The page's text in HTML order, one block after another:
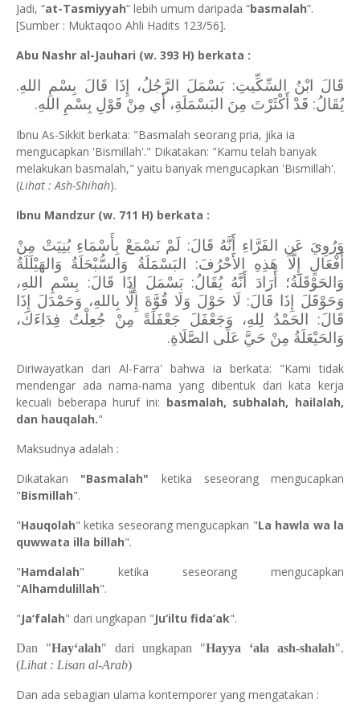
Jadi, “at-Tasmiyyah” lebih umum daripada “basmalah”.
[Sumber : Muktaqoo Ahli Hadits 123/56].
Abu Nashr al-Jauhari (w. 393 H) berkata :
قَالَ ابْنُ السِّكِّيتِ: بَسْمَلَ الرَّجُلُ، إِذَا قَالَ بِسْمِ اللهِ.
يُقَالُ: قَدْ أَكْثَرْتَ مِنَ البَسْمَلَةِ، أَي مِنْ قَوْلِ بِسْمِ اللهِ.
Ibnu As-Sikkit berkata: "Basmalah seorang pria, jika ia
mengucapkan 'Bismillah'." Dikatakan: "Kamu telah banyak
melakukan basmalah," yaitu banyak mengucapkan 'Bismillah'.
(Lihat : Ash-Shihah).
Ibnu Mandzur (w. 711 H) berkata :
وَرُوِيَ عَنِ الفَرَّاءِ أَنَّهُ قَالَ: لَمْ نَسْمَعْ بِأَسْمَاءِ بُنِيَتْ مِنْ
أَفْعَالٍ إِلَّا هَذِهِ الأَحْرُفَ: البَسْمَلَةُ وَالسُّبْحَلَةُ وَالهَيْلَلَةُ
وَالحَوْقَلَةُ؛ أَرَادَ أَنَّهُ يُقَالُ: بَسْمَلَ إِذَا قَالَ: بِسْمِ اللهِ،
وَحَوْقَلَ إِذَا قَالَ: لَا حَوْلَ وَلَا قُوَّةَ إِلَّا بِاللهِ، وَحَمْدَلَ إِذَا
قَالَ: الحَمْدُ لِلهِ، وَجَعْفَلَ جَعْفَلَةً مِنْ جُعِلْتُ فِدَاءَكَ،
وَالحَيْعَلَةُ مِنْ حَيَّ عَلَى الصَّلَاةِ.
Diriwayatkan dari Al-Farra' bahwa ia berkata: "Kami tidak
mendengar ada nama-nama yang dibentuk dari kata kerja
kecuali beberapa huruf ini: basmalah, subhalah, hailalah,
dan hauqalah."
Maksudnya adalah :
Dikatakan "Basmalah" ketika seseorang mengucapkan
"Bismillah".
"Hauqolah" ketika seseorang mengucapkan "La hawla wa la
quwwata illa billah".
"Hamdalah" ketika seseorang mengucapkan
"Alhamdulillah".
"Ja‘falah" dari ungkapan "Ju‘iltu fida’ak".
Dan "Hay‘alah" dari ungkapan "Hayya ‘ala ash-shalah".
(Lihat : Lisan al-Arab)
Dan ada sebagian ulama kontemporer yang mengatakan :